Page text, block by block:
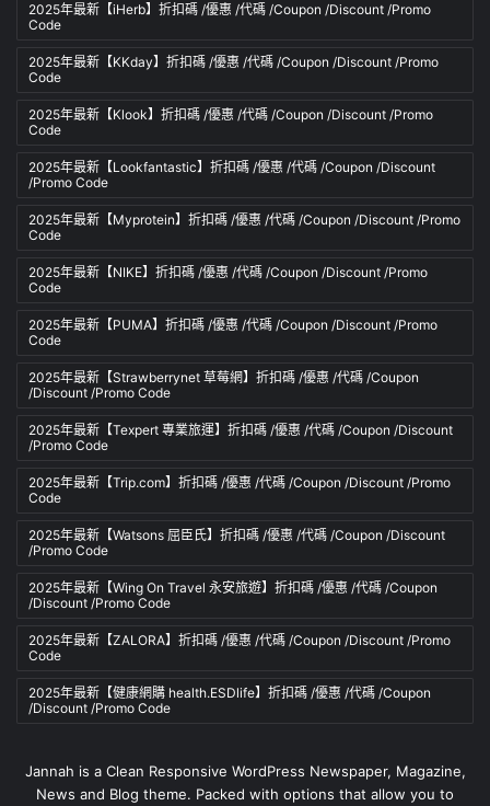
2025年最新【iHerb】折扣碼 /優惠 /代碼 /Coupon /Discount /Promo
Code
2025年最新【KKday】折扣碼 /優惠 /代碼 /Coupon /Discount /Promo
Code
2025年最新【Klook】折扣碼 /優惠 /代碼 /Coupon /Discount /Promo
Code
2025年最新【Lookfantastic】折扣碼 /優惠 /代碼 /Coupon /Discount
/Promo Code
2025年最新【Myprotein】折扣碼 /優惠 /代碼 /Coupon /Discount /Promo
Code
2025年最新【NIKE】折扣碼 /優惠 /代碼 /Coupon /Discount /Promo
Code
2025年最新【PUMA】折扣碼 /優惠 /代碼 /Coupon /Discount /Promo
Code
2025年最新【Strawberrynet 草莓網】折扣碼 /優惠 /代碼 /Coupon
/Discount /Promo Code
2025年最新【Texpert 專業旅運】折扣碼 /優惠 /代碼 /Coupon /Discount
/Promo Code
2025年最新【Trip.com】折扣碼 /優惠 /代碼 /Coupon /Discount /Promo
Code
2025年最新【Watsons 屈臣氏】折扣碼 /優惠 /代碼 /Coupon /Discount
/Promo Code
2025年最新【Wing On Travel 永安旅遊】折扣碼 /優惠 /代碼 /Coupon
/Discount /Promo Code
2025年最新【ZALORA】折扣碼 /優惠 /代碼 /Coupon /Discount /Promo
Code
2025年最新【健康網購 health.ESDlife】折扣碼 /優惠 /代碼 /Coupon
/Discount /Promo Code
Jannah is a Clean Responsive WordPress Newspaper, Magazine,
News and Blog theme. Packed with options that allow you to